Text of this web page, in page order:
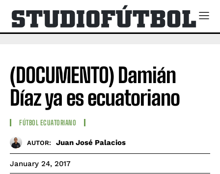
(DOCUMENTO) Damián
Díaz ya es ecuatoriano
FÚTBOL ECUATORIANO
AUTOR: Juan José Palacios
January 24, 2017